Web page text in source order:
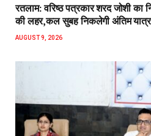
रतलाम: वरिष्ठ पत्रकार शरद जोशी का
की लहर,कल सुबह निकलेगी अंतिम
AUGUST 9, 2026